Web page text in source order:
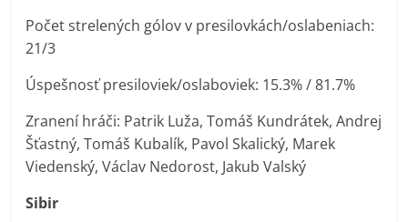
Počet strelených gólov v presilovkách/oslabeniach:
21/3
Úspešnosť presiloviek/oslaboviek: 15.3% / 81.7%
Zranení hráči: Patrik Luža, Tomáš Kundrátek, Andrej
Šťastný, Tomáš Kubalík, Pavol Skalický, Marek
Viedenský, Václav Nedorost, Jakub Valský
Sibir